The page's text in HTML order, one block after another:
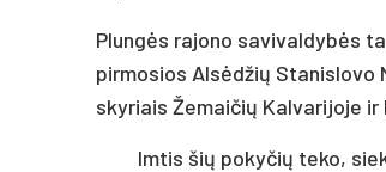
Plungės rajono savivaldybės
pirmosios Alsėdžių Stanislovo
skyriais Žemaičių Kalvarijoje ir
Imtis šių pokyčių teko,